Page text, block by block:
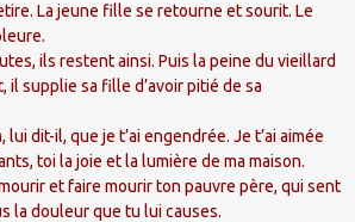
La jeune fille se retourne et sourit. Le
ils restent ainsi. Puis la peine du vieillard
il supplie sa fille d’avoir pitié de sa
lui dit-il, que je t’ai engendrée. Je t’ai aimée
toi la joie et la lumière de ma maison.
et faire mourir ton pauvre père, qui sent
la douleur que tu lui causes.